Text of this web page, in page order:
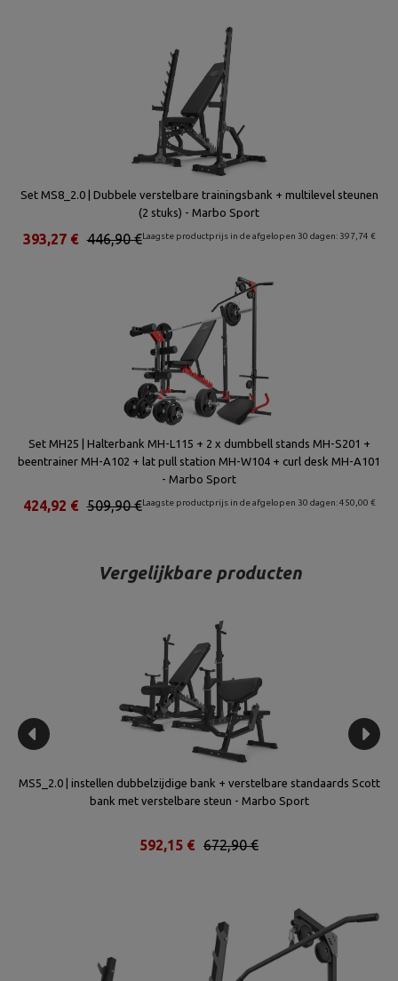
Set MS8_2.0 | Dubbele verstelbare trainingsbank + multilevel steunen
(2 stuks) - Marbo Sport
Laagste productprijs in de afgelopen 30 dagen: 397,74 €
446,90 €
393,27 €
Set MH25 | Halterbank MH-L115 + 2 x dumbbell stands MH-S201 +
beentrainer MH-A102 + lat pull station MH-W104 + curl desk MH-A101
- Marbo Sport
Laagste productprijs in de afgelopen 30 dagen: 450,00 €
509,90 €
424,92 €
Vergelijkbare producten
MS5_2.0 | instellen dubbelzijdige bank + verstelbare standaards Scott
bank met verstelbare steun - Marbo Sport
672,90 €
592,15 €